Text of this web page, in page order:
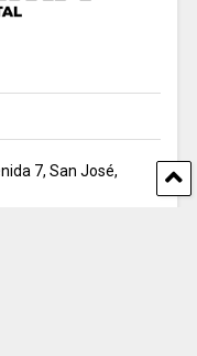
7, San José,